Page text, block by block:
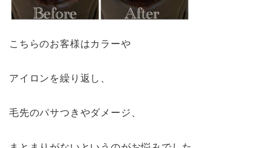
こちらのお客様はカラーや
アイロンを繰り返し、
毛先のパサつきやダメージ、